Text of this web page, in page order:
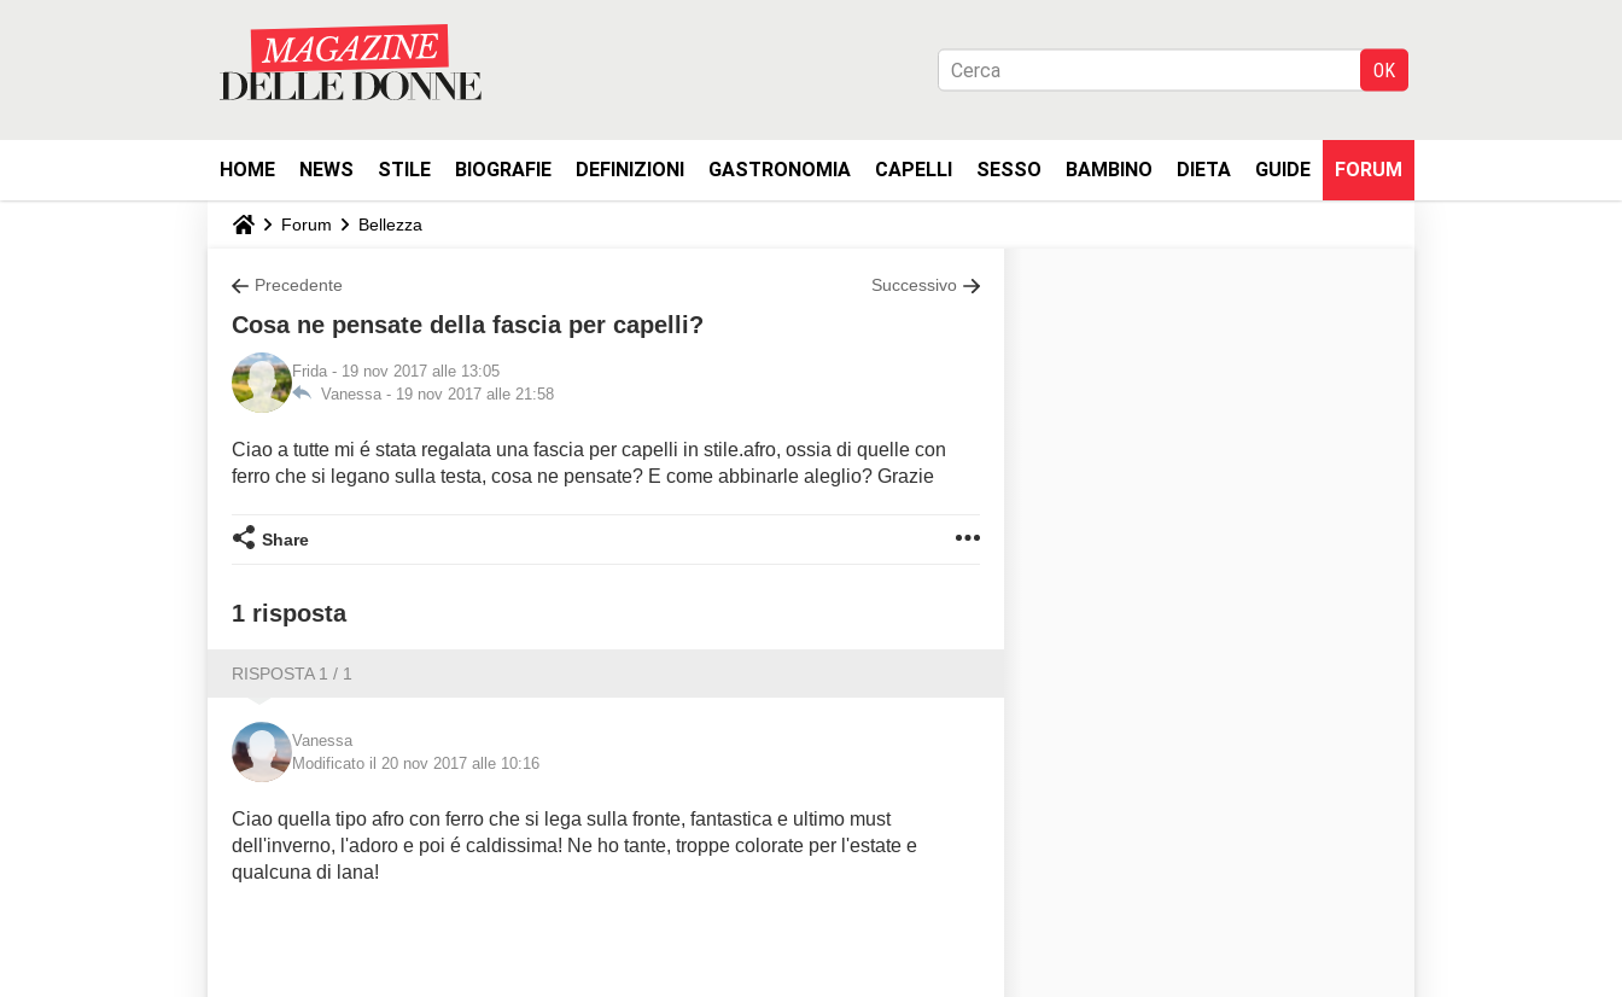
HOME NEWS STILE BIOGRAFIE DEFINIZIONI GASTRONOMIA CAPELLI SESSO BAMBINO DIETA GUIDE FORUM
Forum Bellezza
Precedente Successivo
Cosa ne pensate della fascia per capelli?
Frida - 19 nov 2017 alle 13:05
Vanessa - 19 nov 2017 alle 21:58
Ciao a tutte mi é stata regalata una fascia per capelli in stile.afro, ossia di quelle con
ferro che si legano sulla testa, cosa ne pensate? E come abbinarle aleglio? Grazie
Share
1 risposta
RISPOSTA 1 / 1
Vanessa
Modificato il 20 nov 2017 alle 10:16
Ciao quella tipo afro con ferro che si lega sulla fronte, fantastica e ultimo must
dell'inverno, l'adoro e poi é caldissima! Ne ho tante, troppe colorate per l'estate e
qualcuna di lana!